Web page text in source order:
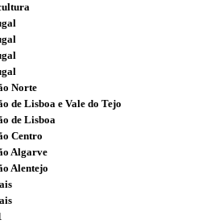
Norte
de Lisboa e Vale do Tejo
de Lisboa
Centro
Algarve
Alentejo